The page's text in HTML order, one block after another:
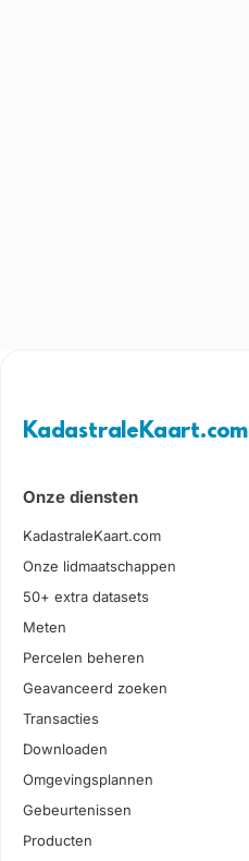
KadastraleKaart.com
Onze diensten
KadastraleKaart.com
Onze lidmaatschappen
50+ extra datasets
Meten
Percelen beheren
Geavanceerd zoeken
Transacties
Downloaden
Omgevingsplannen
Gebeurtenissen
Producten